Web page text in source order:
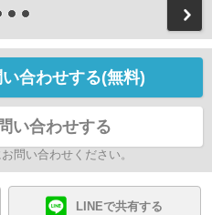
合わせする(無料)
い合わせする
問い合わせください。
LINEで共有する